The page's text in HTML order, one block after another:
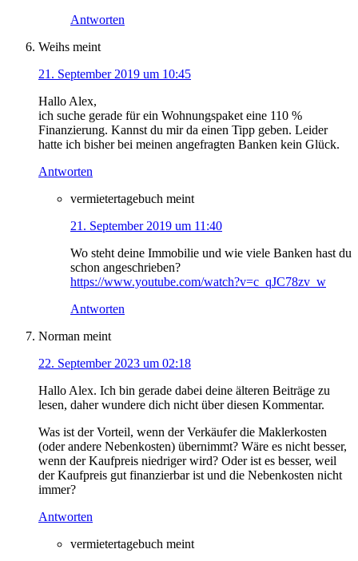
Antworten
Weihs meint
21. September 2019 um 10:45
Hallo Alex,
ich suche gerade für ein Wohnungspaket eine 110 %
Finanzierung. Kannst du mir da einen Tipp geben. Leider
hatte ich bisher bei meinen angefragten Banken kein Glück.
Antworten
vermietertagebuch meint
21. September 2019 um 11:40
Wo steht deine Immobilie und wie viele Banken hast du
schon angeschrieben?
https://www.youtube.com/watch?v=c_qJC78zv_w
Antworten
Norman meint
22. September 2023 um 02:18
Hallo Alex. Ich bin gerade dabei deine älteren Beiträge zu
lesen, daher wundere dich nicht über diesen Kommentar.
Was ist der Vorteil, wenn der Verkäufer die Maklerkosten
(oder andere Nebenkosten) übernimmt? Wäre es nicht besser,
wenn der Kaufpreis niedriger wird? Oder ist es besser, weil
der Kaufpreis gut finanzierbar ist und die Nebenkosten nicht
immer?
Antworten
vermietertagebuch meint